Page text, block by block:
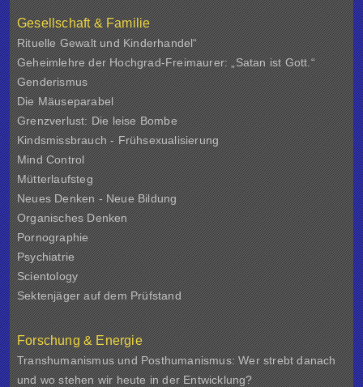
Gesellschaft & Familie
Rituelle Gewalt und Kinderhandel“
Geheimlehre der Hochgrad-Freimaurer: „Satan ist Gott.“
Genderismus
Die Mäuseparabel
Grenzverlust: Die leise Bombe
Kindsmissbrauch - Frühsexualisierung
Mind Control
Mütterlaufsteg
Neues Denken - Neue Bildung
Organisches Denken
Pornographie
Psychiatrie
Scientology
Sektenjäger auf dem Prüfstand
Forschung & Energie
Transhumanismus und Posthumanismus: Wer strebt danach
und wo stehen wir heute in der Entwicklung?